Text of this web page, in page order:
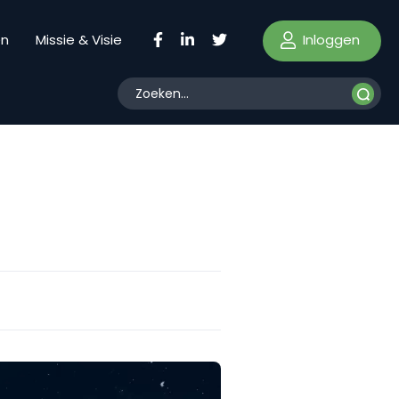
Missie & Visie Inloggen